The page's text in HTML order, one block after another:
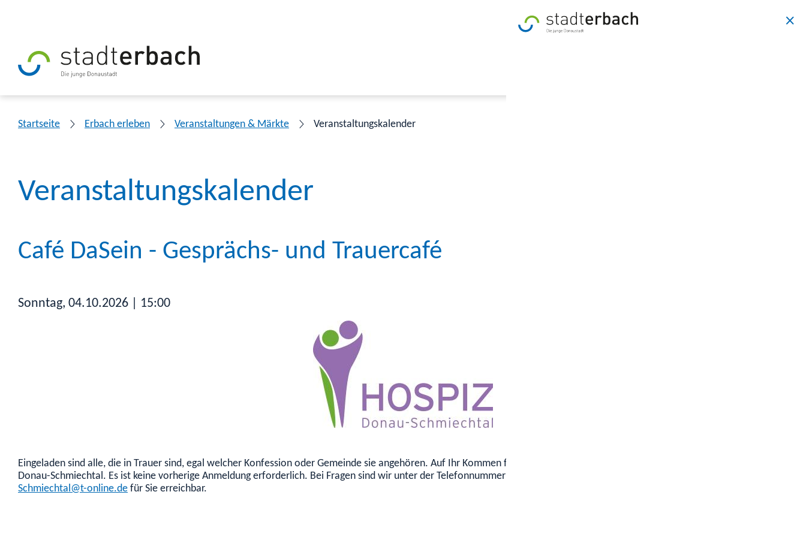
Startseite Erbach erleben Veranstaltungen & Märkte Veranstaltungskalender
Veranstaltungskalender
Sonntag, 04.10.2026 | 15:00
Café DaSein - Gesprächs- und Trauercafé
Eingeladen sind alle, die in Trauer sind, egal welcher Konfession oder Gemeinde sie angehören. Auf Ihr Kommen freuen sich ehrenamtliche Trauerbegleiterinnen der Hospizgruppe
Donau-Schmiechtal. Es ist keine vorherige Anmeldung erforderlich. Bei Fragen sind wir unter der Telefonnummer 0172/4218194 und unter der Mailadresse
Schmiechtal@t-online.de für Sie erreichbar.